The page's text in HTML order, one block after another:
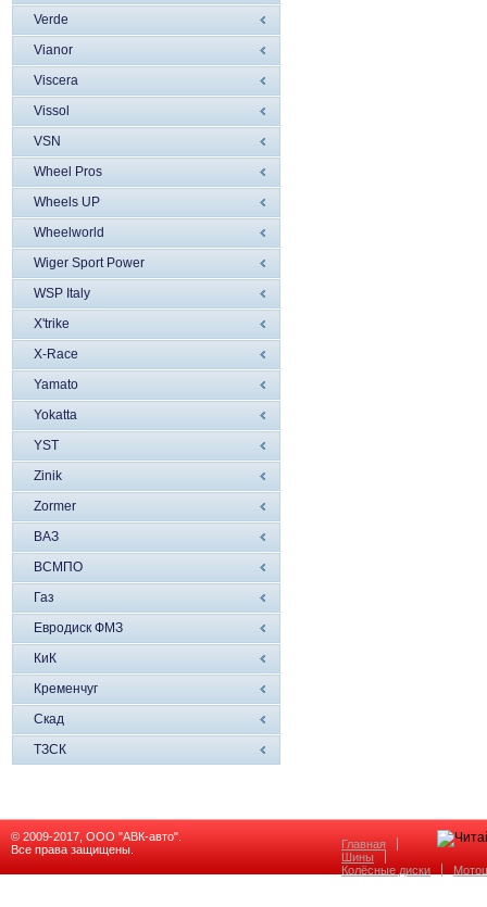
Verde
Vianor
Viscera
Vissol
VSN
Wheel Pros
Wheels UP
Wheelworld
Wiger Sport Power
WSP Italy
X'trike
X-Race
Yamato
Yokatta
YST
Zinik
Zormer
ВАЗ
ВСМПО
Газ
Евродиск ФМЗ
КиК
Кременчуг
Скад
ТЗСК
© 2009-2017, ООО "АВК-авто".
Все права защищены.
Главная
Шины
Колёсные диски